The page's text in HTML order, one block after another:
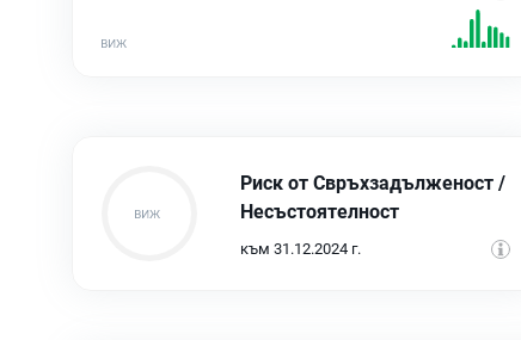
Риск от Свръхзадълженост /
Несъстоятелност
към 31.12.2024 г.